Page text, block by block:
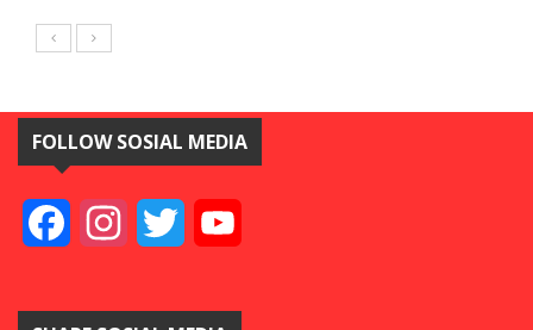
FOLLOW SOSIAL MEDIA
FacebookInstagramTwitter